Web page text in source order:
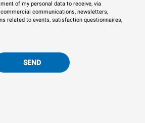
of my personal data to receive, via
communications, newsletters,
related to events, satisfaction questionnaires,
SEND